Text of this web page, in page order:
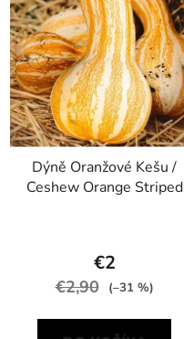
Dýně Oranžové Kešu /
Ceshew Orange Striped
€2
€2,90 (–31 %)